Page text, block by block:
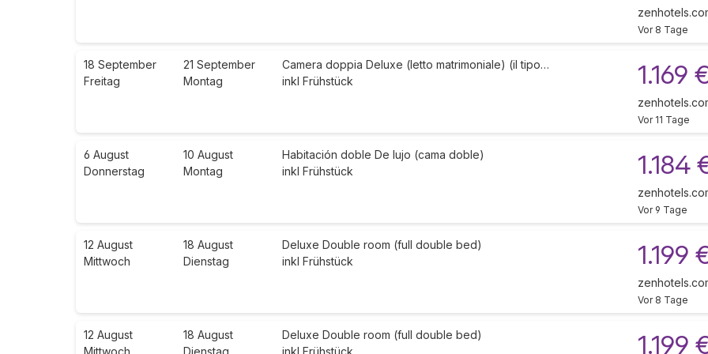
Vor 8 Tage
18 September
Freitag
21 September
Montag
Camera doppia Deluxe (letto matrimoniale) (il tipo…
inkl Frühstück
1.169
Vor 11 Tage
6 August
Donnerstag
10 August
Montag
Habitación doble De lujo (cama doble)
inkl Frühstück
1.184
Vor 9 Tage
12 August
Mittwoch
18 August
Dienstag
Deluxe Double room (full double bed)
inkl Frühstück
1.199
Vor 8 Tage
12 August
Mittwoch
18 August
Dienstag
Deluxe Double room (full double bed)
inkl Frühstück
1.199